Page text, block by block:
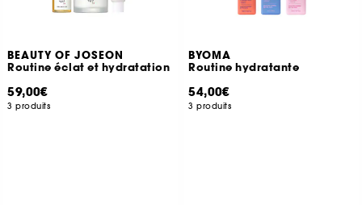
BEAUTY OF JOSEON
Routine éclat et hydratation
59,00€
3 produits
BYOMA
Routine hydratante
54,00€
3 produits